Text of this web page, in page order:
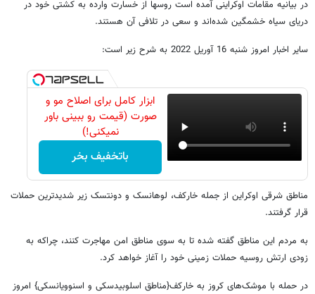
در بیانیه مقامات اوکراینی آمده است روسها از خسارت وارده به کشتی خود در
دریای سیاه خشمگین شده‌اند و سعی در تلافی آن هستند.
سایر اخبار امروز شنبه 16 آوریل 2022 به شرح زیر است:
ابزار کامل برای اصلاح مو و
صورت (قیمت رو ببینی باور
نمیکنی!)
باتخفیف بخر
مناطق شرقی اوکراین از جمله خارکف، لوهانسک و دونتسک زیر شدیدترین حملات
قرار گرفتند.
به مردم این مناطق گفته شده تا به سوی مناطق امن مهاجرت کنند، چراکه به
زودی ارتش روسیه حملات زمینی خود را آغاز خواهد کرد.
در حمله با موشک‌های کروز به خارکف{مناطق اسلوبیدسکی و اسنوویانسکی} امروز